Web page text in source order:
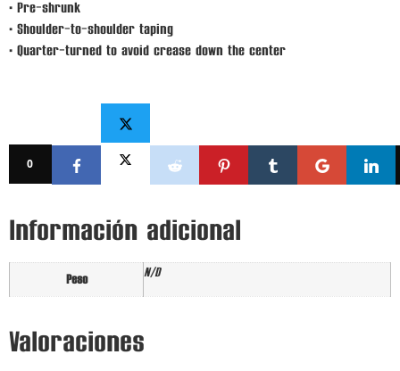
• Pre-shrunk
• Shoulder-to-shoulder taping
• Quarter-turned to avoid crease down the center
0
Información adicional
Peso
N/D
Valoraciones